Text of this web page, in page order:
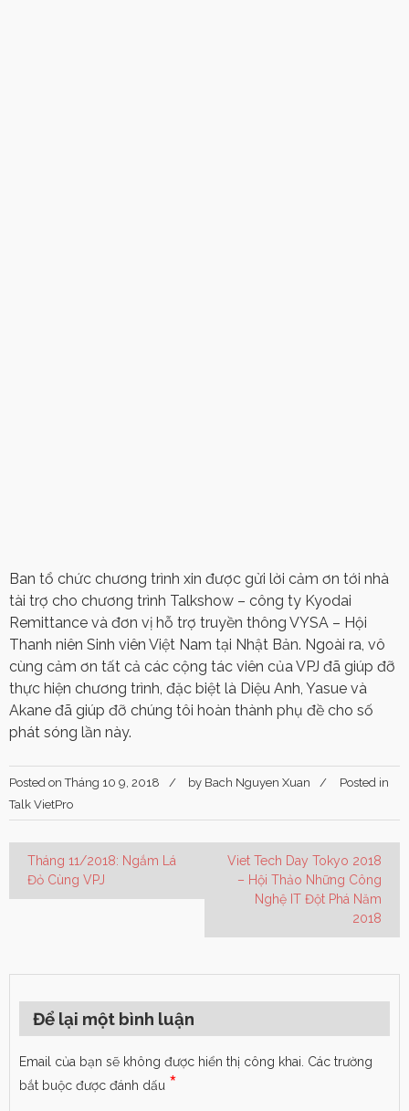
Ban tổ chức chương trình xin được gửi lời cảm ơn tới nhà
tài trợ cho chương trình Talkshow – công ty Kyodai
Remittance và đơn vị hỗ trợ truyền thông VYSA – Hội
Thanh niên Sinh viên Việt Nam tại Nhật Bản. Ngoài ra, vô
cùng cảm ơn tất cả các cộng tác viên của VPJ đã giúp đỡ
thực hiện chương trình, đặc biệt là Diệu Anh, Yasue và
Akane đã giúp đỡ chúng tôi hoàn thành phụ đề cho số
phát sóng lần này.
Posted onTháng 10 9, 2018 by Bach Nguyen Xuan
Posted in
Talk VietPro
Tháng 11/2018: Ngắm Lá
Đỏ Cùng VPJ
Viet Tech Day Tokyo 2018
– Hội Thảo Những Công
Nghệ IT Đột Phá Năm
2018
Để lại một bình luận
Email của bạn sẽ không được hiển thị công khai. Các trường
bắt buộc được đánh dấu *